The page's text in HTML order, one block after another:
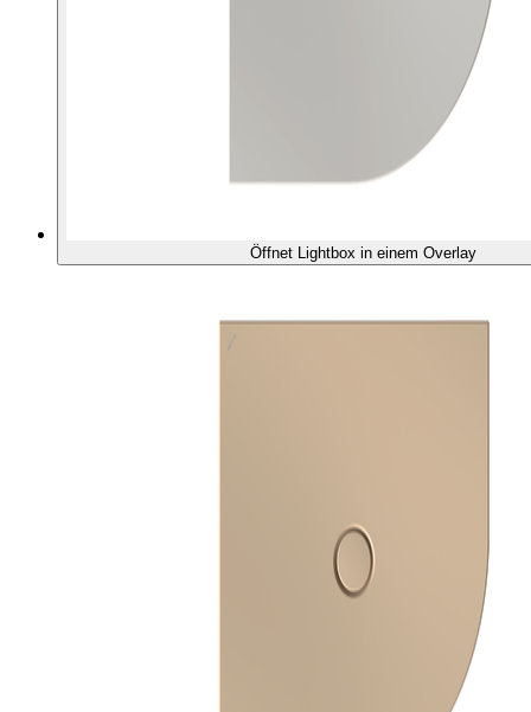
Öffnet Lightbox in einem Overlay